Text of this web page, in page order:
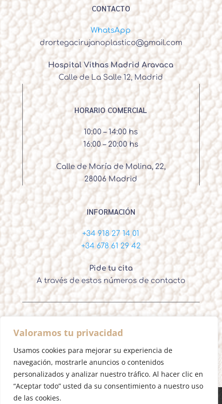
Valoramos tu privacidad
Usamos cookies para mejorar su experiencia de
navegación, mostrarle anuncios o contenidos
personalizados y analizar nuestro tráfico. Al hacer clic en
“Aceptar todo” usted da su consentimiento a nuestro uso
de las cookies.
CONTACTO
WhatsApp
drortegacirujanoplastico@gmail.com
Hospital Vithas Madrid Aravaca
Calle de La Salle 12, Madrid
HORARIO COMERCIAL
10:00 – 14:00 hs
16:00 – 20:00 hs
Calle de María de Molina, 22,
28006 Madrid
INFORMACIÓN
+34 918 27 14 01
+34 678 61 29 42
Pide tu cita
A través de estos números de contacto